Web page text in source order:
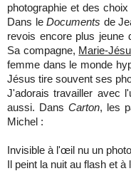
photographie et des
Dans le Documents de
revois encore plus
Sa compagne, Marie-
femme dans le monde
Jésus tire souvent ses
J'adorais travailler avec
aussi. Dans Carton, les
Michel :
Invisible à l'œil nu un
Il peint la nuit au flash et à